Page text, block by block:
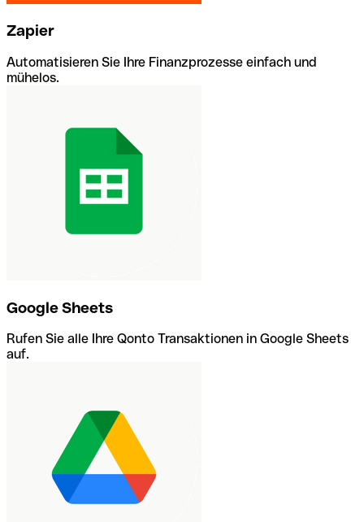
Zapier
Automatisieren Sie Ihre Finanzprozesse einfach und
mühelos.
Google Sheets
Rufen Sie alle Ihre Qonto Transaktionen in Google Sheets
auf.